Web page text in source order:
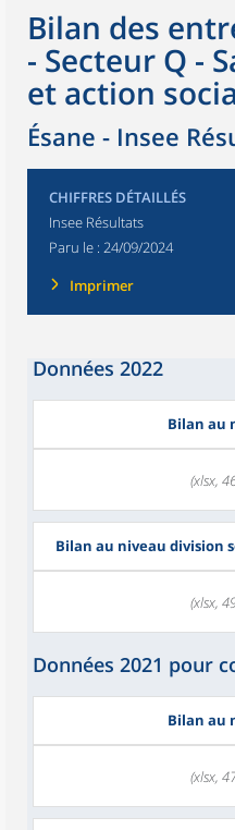
Bilan des
- Secteur Q -
et action
Ésane - Insee
CHIFFRES DÉTAILLÉS
Insee Résultats
Paru le : 24/09/2024
Imprimer
Données 2022
Bilan au
(xlsx,
Bilan au niveau division
(xlsx,
Données 2021 pour
Bilan au
(xlsx,